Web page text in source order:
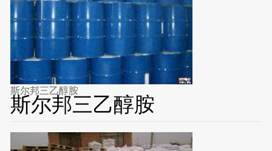
斯尔邦三乙醇胺
斯尔邦三乙醇胺